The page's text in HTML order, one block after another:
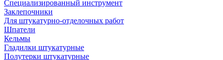
Специализированный инструмент
Заклепочники
Для штукатурно-отделочных работ
Шпатели
Кельмы
Гладилки штукатурные
Полутерки штукатурные